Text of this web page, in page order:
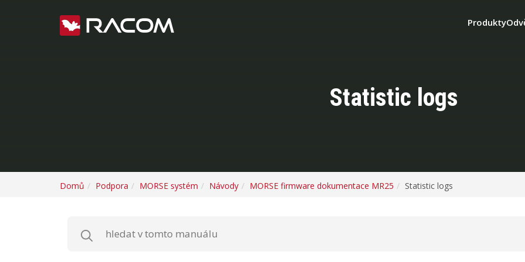
Produkty
Statistic logs
Domů Podpora MORSE systém Návody MORSE firmware dokumentace MR25 Statistic logs